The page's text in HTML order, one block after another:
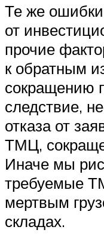
Те же ошибки
от
прочие
к обратным
сокращению
следствие,
отказа от
ТМЦ,
Иначе мы
требуемые
мертвым
складах.